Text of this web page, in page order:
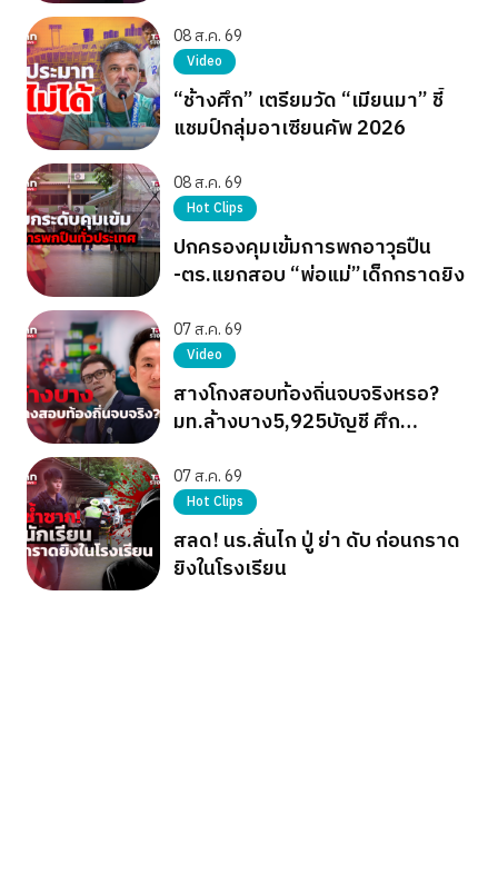
08 ส.ค. 69
Video
“ช้างศึก” เตรียมวัด “เมียนมา” ชี้
แชมป์กลุ่มอาเซียนคัพ 2026
08 ส.ค. 69
Hot Clips
ปกครองคุมเข้มการพกอาวุธปืน
-ตร.แยกสอบ “พ่อแม่”เด็กกราดยิง
07 ส.ค. 69
Video
สางโกงสอบท้องถิ่นจบจริงหรอ?
มท.ล้างบาง5,925บัญชี ศึก
07 ส.ค. 69
Hot Clips
สลด! นร.ลั่นไก ปู่ ย่า ดับ ก่อนกราด
ยิงในโรงเรียน